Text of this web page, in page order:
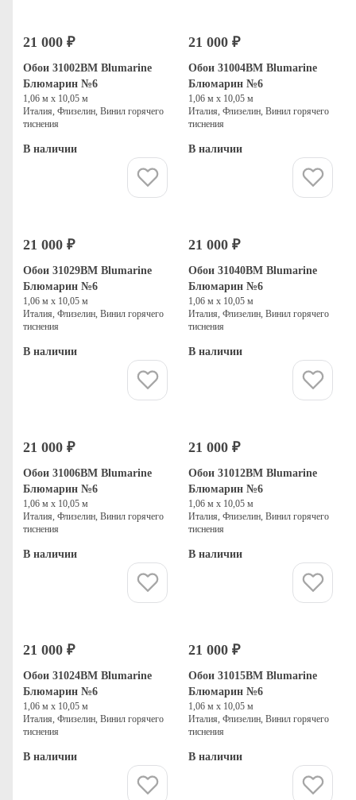
21 000 ₽
Обои 31002BM Blumarine
Блюмарин №6
1,06 м х 10,05 м
Италия, Флизелин, Винил горячего
тиснения
В наличии
21 000 ₽
Обои 31004BM Blumarine
Блюмарин №6
1,06 м х 10,05 м
Италия, Флизелин, Винил горячего
тиснения
В наличии
21 000 ₽
Обои 31029BM Blumarine
Блюмарин №6
1,06 м х 10,05 м
Италия, Флизелин, Винил горячего
тиснения
В наличии
21 000 ₽
Обои 31040BM Blumarine
Блюмарин №6
1,06 м х 10,05 м
Италия, Флизелин, Винил горячего
тиснения
В наличии
21 000 ₽
Обои 31006BM Blumarine
Блюмарин №6
1,06 м х 10,05 м
Италия, Флизелин, Винил горячего
тиснения
В наличии
21 000 ₽
Обои 31012BM Blumarine
Блюмарин №6
1,06 м х 10,05 м
Италия, Флизелин, Винил горячего
тиснения
В наличии
21 000 ₽
Обои 31024BM Blumarine
Блюмарин №6
1,06 м х 10,05 м
Италия, Флизелин, Винил горячего
тиснения
В наличии
21 000 ₽
Обои 31015BM Blumarine
Блюмарин №6
1,06 м х 10,05 м
Италия, Флизелин, Винил горячего
тиснения
В наличии